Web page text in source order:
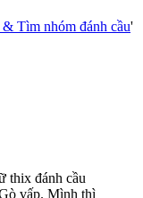
Tìm nhóm đánh cầu'
thix đánh cầu
vấp. Mình thì